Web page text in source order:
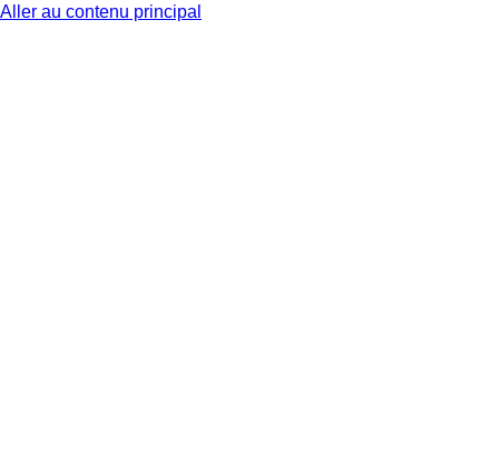
Aller au contenu principal